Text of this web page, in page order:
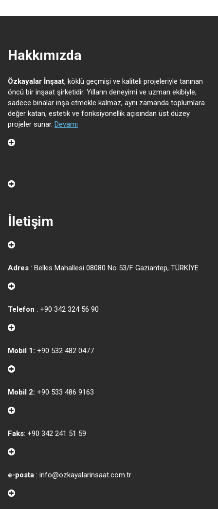
Hakkımızda
Özkayalar İnşaat, köklü geçmişi ve kaliteli projeleriyle tanınan
öncü bir inşaat şirketidir. Yılların deneyimi ve uzman ekibiyle,
sadece binalar inşa etmekle kalmaz, aynı zamanda toplumlara
değer katan, estetik ve fonksiyonellik açısından üst düzey
projeler sunar. Devamı
İletişim
Adres : Belkıs Mahallesi 08080 No 53/F Gaziantep, TÜRKİYE
Telefon : +90 342 324 56 90
Mobil 1: +90 532 482 0477
Mobil 2: +90 533 486 9163
Faks: +90 342 241 51 59
e-posta : info@ozkayalarinsaat.com.tr